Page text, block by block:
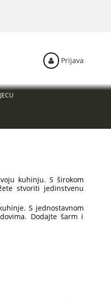
kuhinju. S širokom
stvoriti jedinstvenu
S jednostavnom
Dodajte šarm i
Prijava